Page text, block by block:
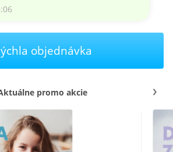
objednávka
promo akcie